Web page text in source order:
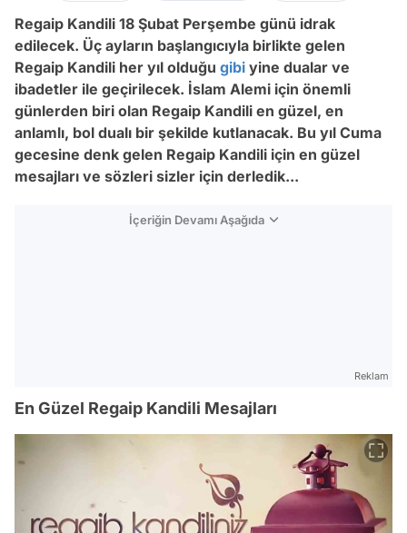
Regaip Kandili 18 Şubat Perşembe günü idrak
edilecek. Üç ayların başlangıcıyla birlikte gelen
Regaip Kandili her yıl olduğu gibi yine dualar ve
ibadetler ile geçirilecek. İslam Alemi için önemli
günlerden biri olan Regaip Kandili en güzel, en
anlamlı, bol dualı bir şekilde kutlanacak. Bu yıl Cuma
gecesine denk gelen Regaip Kandili için en güzel
mesajları ve sözleri sizler için derledik...
İçeriğin Devamı Aşağıda
Reklam
En Güzel Regaip Kandili Mesajları